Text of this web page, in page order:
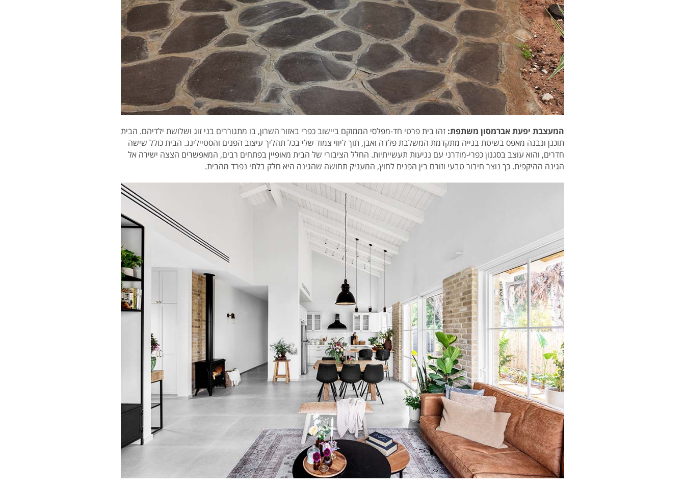
המעצבת יפעת אברמסון משתפת: זהו בית פרטי חד-מפלסי הממוקם ביישוב כפרי באזור השרון, בו מתגוררים בני זוג ושלושת ילדיהם. הבית
תוכנן ונבנה מאפס בשיטת בנייה מתקדמת המשלבת פלדה ואבן, תוך ליווי צמוד שלי בכל תהליך עיצוב הפנים והסטיילינג. הבית כולל שישה
חדרים, והוא עוצב בסגנון כפרי-מודרני עם נגיעות תעשייתיות. החלל הציבורי של הבית מאופיין בפתחים רבים, המאפשרים הצצה ישירה אל
הגינה ההיקפית. כך נוצר חיבור טבעי וזורם בין הפנים לחוץ, המעניק תחושה שהגינה היא חלק בלתי נפרד מהבית.